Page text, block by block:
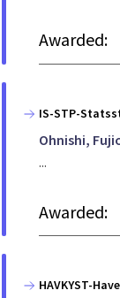
Awarded:
IS-STP-
Ohnishi,
...
Awarded:
HAVKYST-